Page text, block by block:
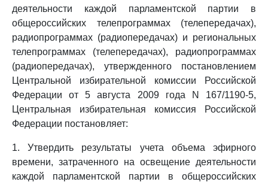
деятельности каждой парламентской партии в
общероссийских телепрограммах (телепередачах),
радиопрограммах (радиопередачах) и региональных
телепрограммах (телепередачах), радиопрограммах
(радиопередачах), утвержденного постановлением
Центральной избирательной комиссии Российской
Федерации от 5 августа 2009 года N 167/1190-5,
Центральная избирательная комиссия Российской
Федерации постановляет:
1. Утвердить результаты учета объема эфирного
времени, затраченного на освещение деятельности
каждой парламентской партии в общероссийских